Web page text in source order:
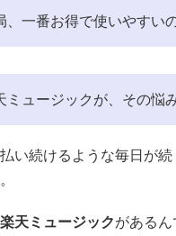
、一番お得で使いやすい
ミュージックが、その悩
い続けるような毎日が続
。
楽天ミュージックがあるん